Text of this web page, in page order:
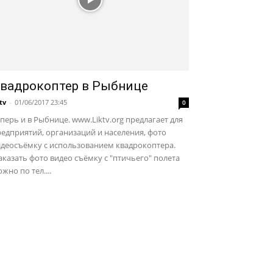
в Рыбнице
- 01/06/2017 23:45 0
и в Рыбнице. www.Liktv.org предлагает для
организаций и населения, фото
с использованием квадрокоптера.
фото видео съёмку с "птичьего" полета
по тел....